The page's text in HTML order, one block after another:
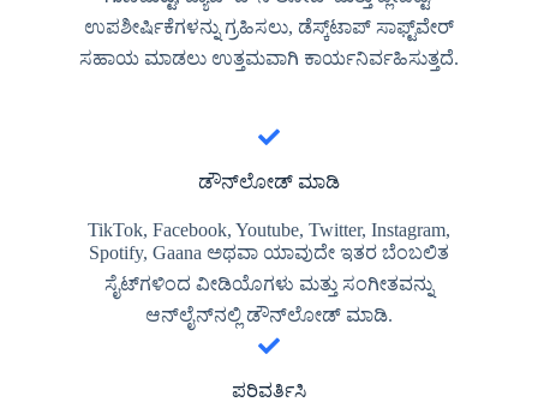
ಉಪಶೀರ್ಷಿಕೆಗಳನ್ನು ಗ್ರಹಿಸಲು, ಡೆಸ್ಕ್‌ಟಾಪ್ ಸಾಫ್ಟ್‌ವೇರ್
ಸಹಾಯ ಮಾಡಲು ಉತ್ತಮವಾಗಿ ಕಾರ್ಯನಿರ್ವಹಿಸುತ್ತದೆ.
ಡೌನ್‌ಲೋಡ್ ಮಾಡಿ
TikTok, Facebook, Youtube, Twitter, Instagram,
Spotify, Gaana ಅಥವಾ ಯಾವುದೇ ಇತರ ಬೆಂಬಲಿತ
ಸೈಟ್‌ಗಳಿಂದ ವೀಡಿಯೊಗಳು ಮತ್ತು ಸಂಗೀತವನ್ನು
ಆನ್‌ಲೈನ್‌ನಲ್ಲಿ ಡೌನ್‌ಲೋಡ್ ಮಾಡಿ.
ಪರಿವರ್ತಿಸಿ